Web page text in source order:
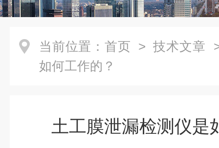
当前位置： 首页 > 技术文章
如何工作的？
土工膜泄漏检测仪是